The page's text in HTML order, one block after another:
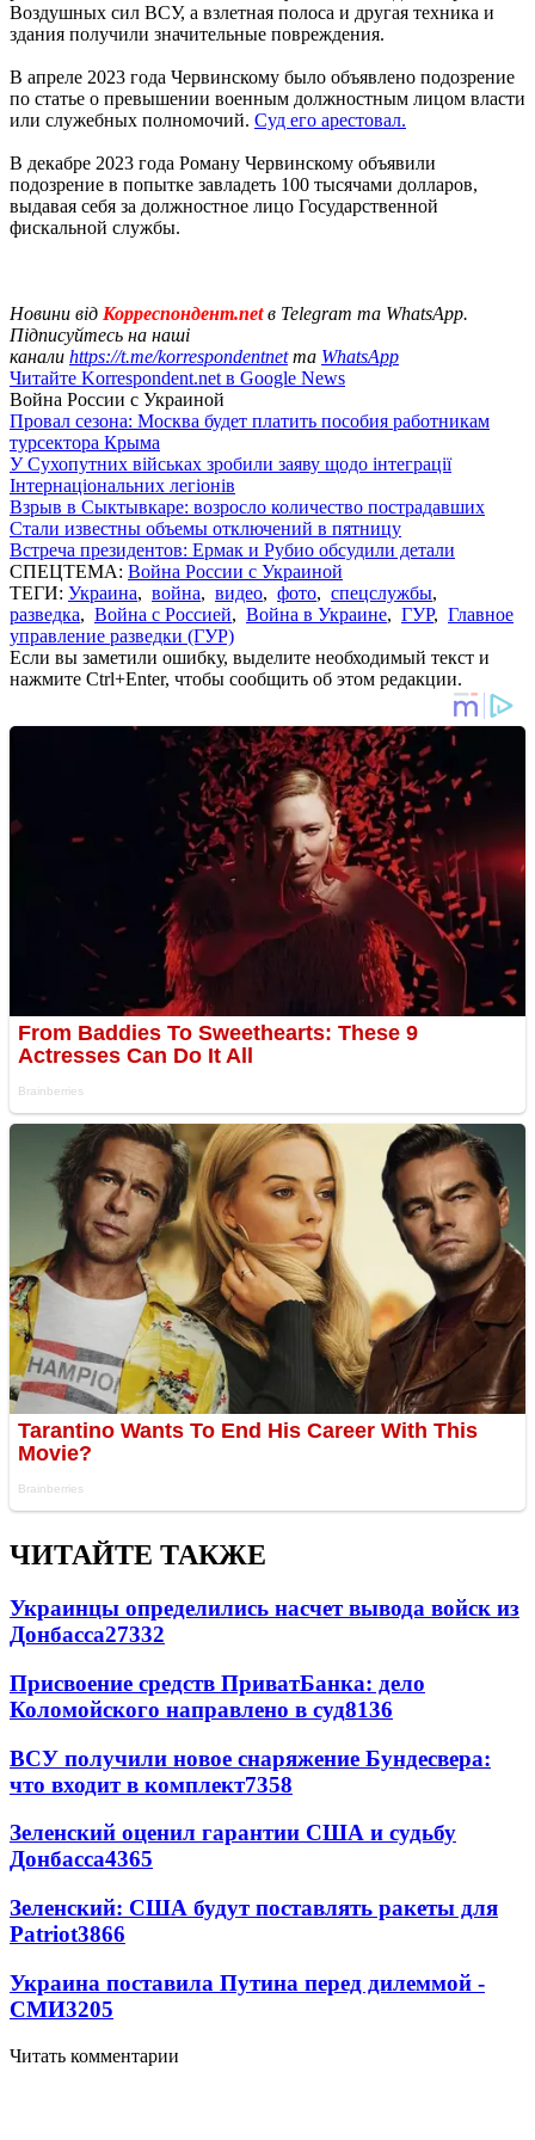
Воздушных сил ВСУ, а взлетная полоса и другая техника и
здания получили значительные повреждения.
В апреле 2023 года Червинскому было объявлено подозрение
по статье о превышении военным должностным лицом власти
или служебных полномочий. Суд его арестовал.
В декабре 2023 года Роману Червинскому объявили
подозрение в попытке завладеть 100 тысячами долларов,
выдавая себя за должностное лицо Государственной
фискальной службы.
Новини від Корреспондент.netв Telegram та WhatsApp.
Підписуйтесь на наші
канали https://t.me/korrespondentnetта WhatsApp
Читайте Korrespondent.net в Google News
Война России с Украиной
Провал сезона: Москва будет платить пособия работникам
турсектора Крыма
У Сухопутних військах зробили заяву щодо інтеграції
Інтернаціональних легіонів
Взрыв в Сыктывкаре: возросло количество пострадавших
Стали известны объемы отключений в пятницу
Встреча президентов: Ермак и Рубио обсудили детали
СПЕЦТЕМА: Война России с Украиной
ТЕГИ: Украина, война, видео, фото, спецслужбы,
разведка, Война с Россией, Война в Украине, ГУР, Главное
управление разведки (ГУР)
Если вы заметили ошибку, выделите необходимый текст и
нажмите Ctrl+Enter, чтобы сообщить об этом редакции.
ЧИТАЙТЕ ТАКЖЕ
Украинцы определились насчет вывода войск из
Донбасса27332
Присвоение средств ПриватБанка: дело
Коломойского направлено в суд8136
ВСУ получили новое снаряжение Бундесвера:
что входит в комплект7358
Зеленский оценил гарантии США и судьбу
Донбасса4365
Зеленский: США будут поставлять ракеты для
Patriot3866
Украина поставила Путина перед дилеммой -
СМИ3205
Читать комментарии